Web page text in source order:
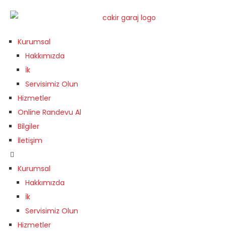
Kurumsal
Hakkımızda
İk
Servisimiz Olun
Hizmetler
Online Randevu Al
Bilgiler
İletişim
Kurumsal
Hakkımızda
İk
Servisimiz Olun
Hizmetler